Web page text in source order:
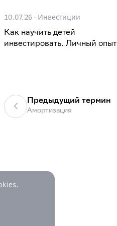
10.07.26 · Инвестиции
Как научить детей
инвестировать. Личный опыт
Предыдущий термин
Амортизация